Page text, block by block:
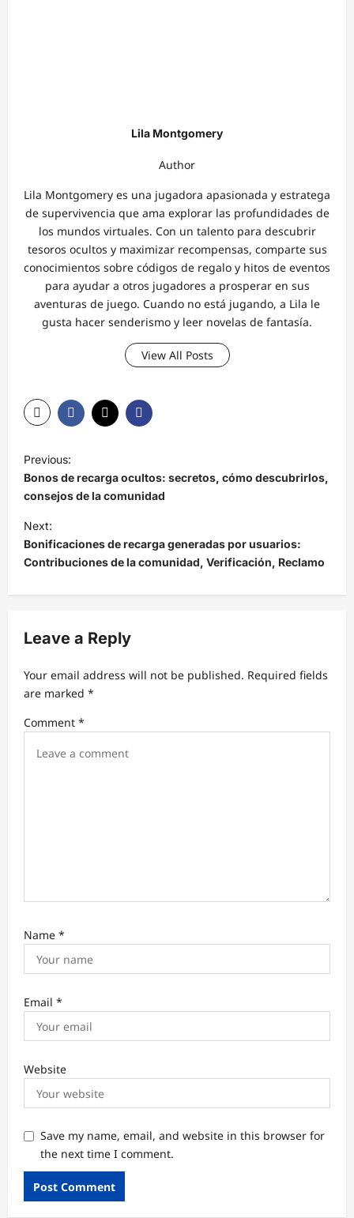
Lila Montgomery
Author
Lila Montgomery es una jugadora apasionada y estratega
de supervivencia que ama explorar las profundidades de
los mundos virtuales. Con un talento para descubrir
tesoros ocultos y maximizar recompensas, comparte sus
conocimientos sobre códigos de regalo y hitos de eventos
para ayudar a otros jugadores a prosperar en sus
aventuras de juego. Cuando no está jugando, a Lila le
gusta hacer senderismo y leer novelas de fantasía.
View All Posts
P
o
s
t
n
a
v
g
a
t
i
Previous:
Bonos de recarga ocultos: secretos, cómo descubrirlos,
consejos de la comunidad
Next:
Bonificaciones de recarga generadas por usuarios:
Contribuciones de la comunidad, Verificación, Reclamo
Leave a Reply
Your email address will not be published. Required fields
are marked *
Comment *
Name *
Email *
Website
Save my name, email, and website in this browser for
the next time I comment.